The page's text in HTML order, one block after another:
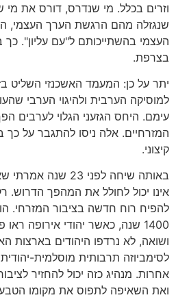
וזרים בכלל. מי שנדרס, דורס את מי
שנגזלה מהם הרגשת הערך העצמי,
העצמי בהשתייכותם ל"עם עליון".
בצרפת.
יתר על כן: המעמד האשכנזי השליט
למוסיקה הערבית ולהיגוי הערבי
עימם. היחס הגזעני הגלוי לערבים
המזרחיים. אלה ניסו להתגבר על כך
קיצוני.
באותה שיחה לפני 23
אינו יכול לחולל את המהפך הדרוש.
להפיח רוח חדשה בציבור המזרחי.
1400 שנה, כאשר יהודי אירופה ראו
ושואה, לא נרדפו היהודים בארצות
לסימביוזה תרבותית מוסלמית-
אחרות. מנהיג כזה יכול להחזיר
ואת השאיפה לתפוס את מקומו